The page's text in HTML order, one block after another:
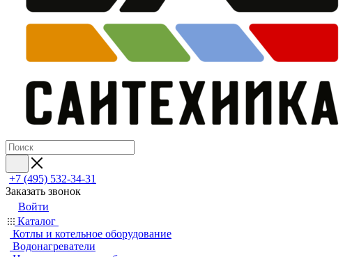
+7 (495) 532‑34‑31
Заказать звонок
Войти
Каталог
Котлы и котельное оборудование
Водонагреватели